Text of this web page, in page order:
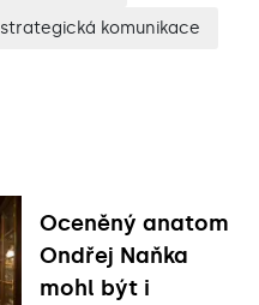
strategická komunikace
Oceněný anatom
Ondřej Naňka
mohl být i